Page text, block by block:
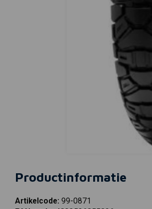
Productinformatie
Artikelcode: 99-0871